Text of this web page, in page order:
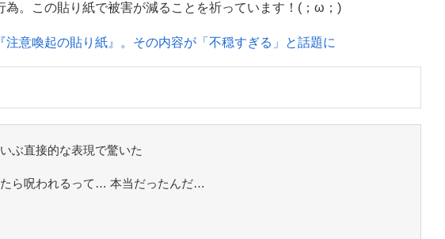
為。この貼り紙で被害が減ることを祈っています！(；ω；)
注意喚起の貼り紙』。その内容が「不穏すぎる」と話題に
ぶ直接的な表現で驚いた
ら呪われるって… 本当だったんだ…